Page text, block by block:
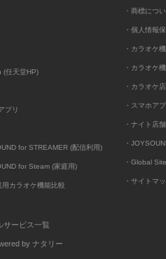
(任天堂HP)
プリ
for STREAMER (配信利用)
for Steam (家庭用)
用カラオケ機能比較
サービス一覧
by ナタリー
・商標につ
・個人情報
・カラオケ
・カラオケ
・カラオケ
・スマホア
・ナイト店
・
・Global Site
・サイトマ